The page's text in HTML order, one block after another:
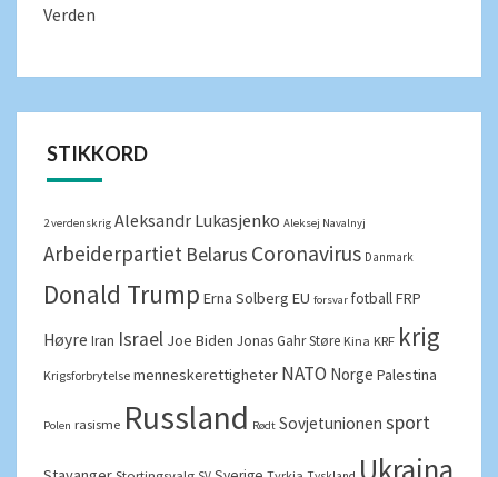
Verden
STIKKORD
2 verdenskrig Aleksandr Lukasjenko Aleksej Navalnyj
Arbeiderpartiet Belarus Coronavirus Danmark
Donald Trump Erna Solberg EU forsvar fotballFRP
Høyre Iran Israel Joe Biden Jonas Gahr Støre Kina KRF krig
Krigsforbrytelse menneskerettigheter NATO Norge Palestina
Polen rasisme Russland Rødt Sovjetunionen sport